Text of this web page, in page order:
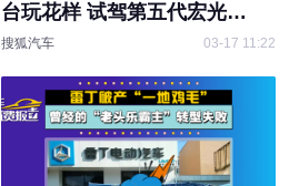
台玩花样 试驾第五代宏光
MINIEV
搜狐汽车 03-17 11:22